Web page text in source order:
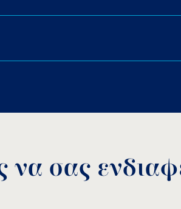
Αποθήκευση
να σας